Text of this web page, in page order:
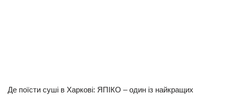
Де поїсти суші в Харкові: ЯПІКО – один із найкращих